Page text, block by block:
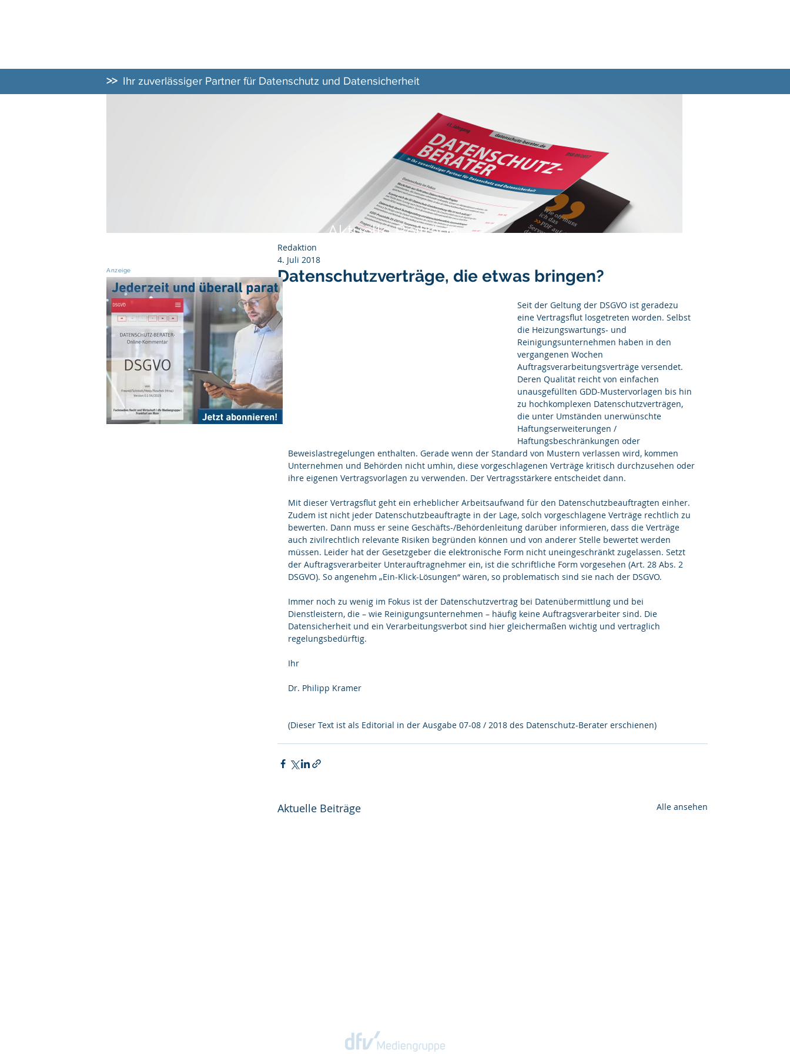
Datenschutzverträge, die etwas bringen?
Redaktion
4. Juli 2018
Seit der Geltung der DSGVO ist geradezu
eine Vertragsflut losgetreten worden. Selbst
die Heizungswartungs- und
Reinigungsunternehmen haben in den
vergangenen Wochen
Auftragsverarbeitungsverträge versendet.
Deren Qualität reicht von einfachen
unausgefüllten GDD-Mustervorlagen bis hin
zu hochkomplexen Datenschutzverträgen,
die unter Umständen unerwünschte
Haftungserweiterungen /
Haftungsbeschränkungen oder
Beweislastregelungen enthalten. Gerade wenn der Standard von Mustern verlassen wird, kommen
Unternehmen und Behörden nicht umhin, diese vorgeschlagenen Verträge kritisch durchzusehen oder
ihre eigenen Vertragsvorlagen zu verwenden. Der Vertragsstärkere entscheidet dann.
Mit dieser Vertragsflut geht ein erheblicher Arbeitsaufwand für den Datenschutzbeauftragten einher.
Zudem ist nicht jeder Datenschutzbeauftragte in der Lage, solch vorgeschlagene Verträge rechtlich zu
bewerten. Dann muss er seine Geschäfts-/Behördenleitung darüber informieren, dass die Verträge
auch zivilrechtlich relevante Risiken begründen können und von anderer Stelle bewertet werden
müssen. Leider hat der Gesetzgeber die elektronische Form nicht uneingeschränkt zugelassen. Setzt
der Auftragsverarbeiter Unterauftragnehmer ein, ist die schriftliche Form vorgesehen (Art. 28 Abs. 2
DSGVO). So angenehm „Ein-Klick-Lösungen“ wären, so problematisch sind sie nach der DSGVO.
Immer noch zu wenig im Fokus ist der Datenschutzvertrag bei Datenübermittlung und bei
Dienstleistern, die – wie Reinigungsunternehmen – häufig keine Auftragsverarbeiter sind. Die
Datensicherheit und ein Verarbeitungsverbot sind hier gleichermaßen wichtig und vertraglich
regelungsbedürftig.
Ihr
Dr. Philipp Kramer
(Dieser Text ist als Editorial in der Ausgabe 07-08 / 2018 des Datenschutz-Berater erschienen)
Aktuelle Beiträge Alle ansehen
Aktuelle Beiträge
Anzeige
>> Ihr zuverlässiger Partner für Datenschutz und Datensicherheit